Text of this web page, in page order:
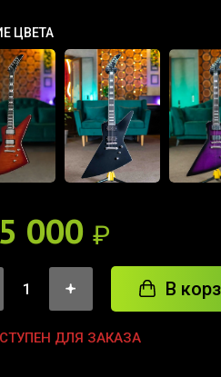
ЦВЕТА
000 ₽
В
ДЛЯ ЗАКАЗА